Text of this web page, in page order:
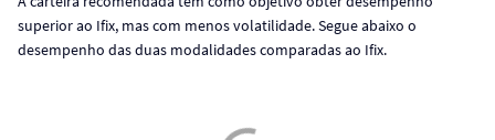
superior ao Ifix, mas com menos volatilidade. Segue abaixo o
desempenho das duas modalidades comparadas ao Ifix.